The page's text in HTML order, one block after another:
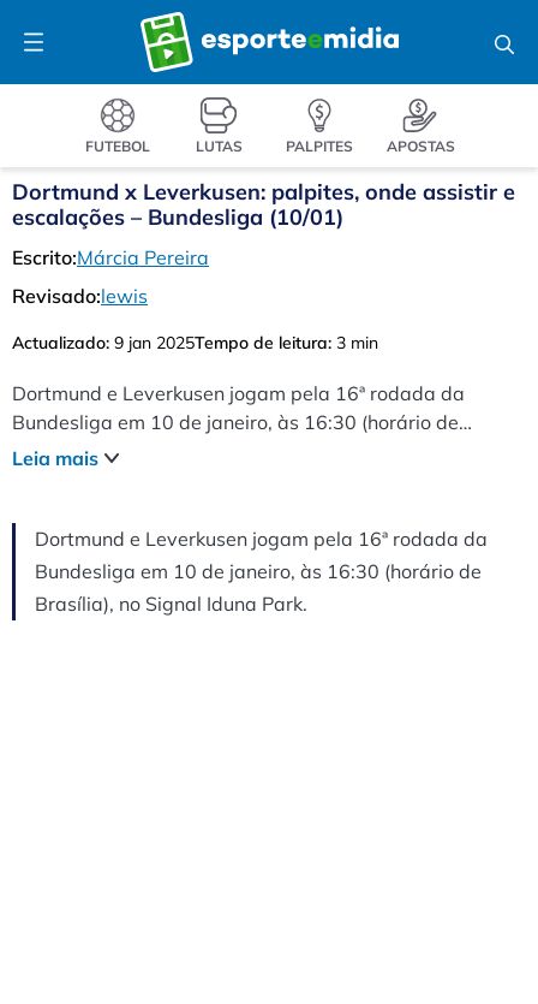
para
o
Menu
FUTEBOL LUTAS PALPITES APOSTAS
Dortmund x Leverkusen: palpites, onde assistir e
escalações – Bundesliga (10/01)
Escrito:Márcia Pereira
Revisado:lewis
Actualizado: 9 jan 2025Tempo de leitura: 3 min
Dortmund e Leverkusen jogam pela 16ª rodada da
Bundesliga em 10 de janeiro, às 16:30 (horário de
Brasília), no Signal Iduna Park.
Leia mais
Dortmund e Leverkusen jogam pela 16ª rodada da
Bundesliga em 10 de janeiro, às 16:30 (horário de
Brasília), no Signal Iduna Park.